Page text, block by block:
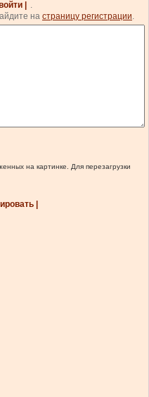
войти |
.
на страницу регистрации.
на картинке. Для перезагрузки
|